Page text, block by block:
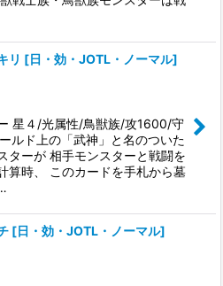
リ [日・効・JOTL・ノーマル]
星４/光属性/鳥獣族/攻1600/守
ルド上の「武神」と名のついた
ターが 相手モンスターと戦闘を
算時、 このカードを手札から墓
[日・効・JOTL・ノーマル]